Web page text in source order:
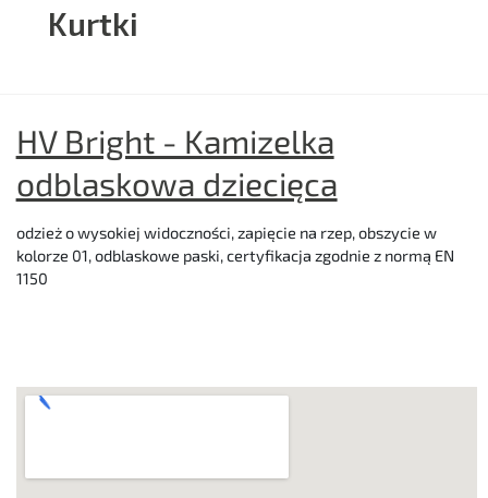
Kurtki
HV Bright - Kamizelka
odblaskowa dziecięca
odzież o wysokiej widoczności, zapięcie na rzep, obszycie w
kolorze 01, odblaskowe paski, certyfikacja zgodnie z normą EN
1150